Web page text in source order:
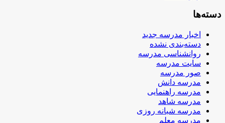
دسته‌ها
اخبار مدرسه جدید
دسته‌بندی نشده
روانشناسی مدرسه
سایت مدرسه
صور مدرسه
مدرسه دانش
مدرسه راهنمایی
مدرسه شاهد
مدرسه شبانه روزی
مدرسه معلم